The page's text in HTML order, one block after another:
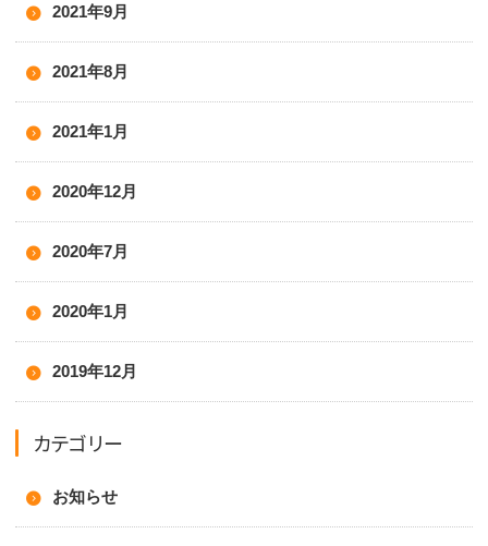
2021年9月
2021年8月
2021年1月
2020年12月
2020年7月
2020年1月
2019年12月
カテゴリー
お知らせ